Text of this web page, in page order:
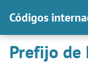
Códigos
Prefijo de